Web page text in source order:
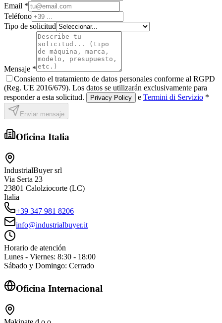
Email *
Teléfono
Tipo de solicitud
Mensaje *
Consiento el tratamiento de datos personales conforme al RGPD
(Reg. UE 2016/679). Los datos se utilizarán exclusivamente para
responder a esta solicitud.
Privacy Policy e Termini di Servizio *
Enviar mensaje
Oficina Italia
IndustrialBuyer srl
Via Serta 23
23801 Calolziocorte (LC)
Italia
+39 347 981 8206
info@industrialbuyer.it
Horario de atención
Lunes - Viernes: 8:30 - 18:00
Sábado y Domingo: Cerrado
Oficina Internacional